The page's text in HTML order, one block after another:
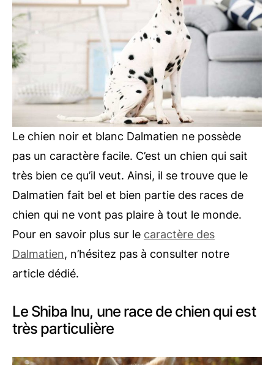
Le chien noir et blanc Dalmatien ne possède
pas un caractère facile. C’est un chien qui sait
très bien ce qu’il veut. Ainsi, il se trouve que le
Dalmatien fait bel et bien partie des races de
chien qui ne vont pas plaire à tout le monde.
Pour en savoir plus sur le caractère des
Dalmatien, n’hésitez pas à consulter notre
article dédié.
Le Shiba Inu, une race de chien qui est
très particulière